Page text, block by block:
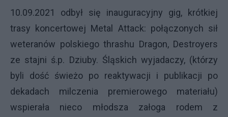
10.09.2021 odbył się inauguracyjny gig, krótkiej
trasy koncertowej Metal Attack: połączonych sił
weteranów polskiego thrashu Dragon, Destroyers
ze stajni ś.p. Dziuby. Śląskich wyjadaczy, (którzy
byli dość świeżo po reaktywacji i publikacji po
dekadach milczenia premierowego materiału)
wspierała nieco młodsza załoga rodem z